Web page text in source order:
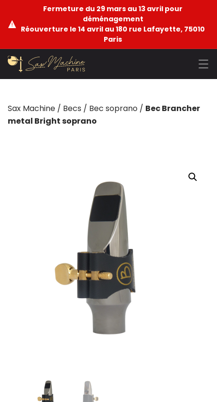
Fermeture du 29 mars au 13 avril pour
déménagement
Réouverture le 14 avril au 180 rue Lafayette, 75010
Paris
Sax Machine / Becs / Bec soprano / Bec Brancher
metal Bright soprano